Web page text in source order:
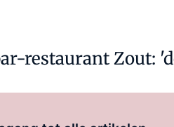
restaurant Zout: